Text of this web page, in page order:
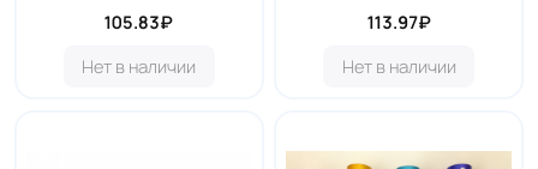
105.83₽
Нет в наличии
113.97₽
Нет в наличии